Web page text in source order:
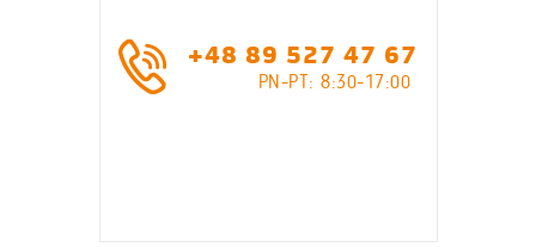
+48 89 527 47 67
PN-PT: 8:30-17:00